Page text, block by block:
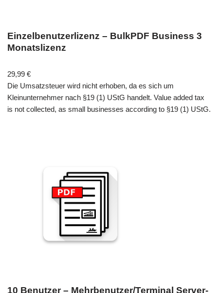
Einzelbenutzerlizenz – BulkPDF Business 3
Monatslizenz
29,99 €
Die Umsatzsteuer wird nicht erhoben, da es sich um
Kleinunternehmer nach §19 (1) UStG handelt. Value added tax
is not collected, as small businesses according to §19 (1) UStG.
10 Benutzer – Mehrbenutzer/Terminal Server-